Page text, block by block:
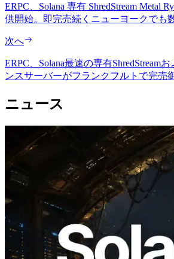
ERPC、Solana 専有 ShredStream Metal
供開始。即完売続くニューヨークでも
次へ
ERPC、Solana最速の専有ShredStream
ンスサーバーがフランクフルトで完売
ニュース